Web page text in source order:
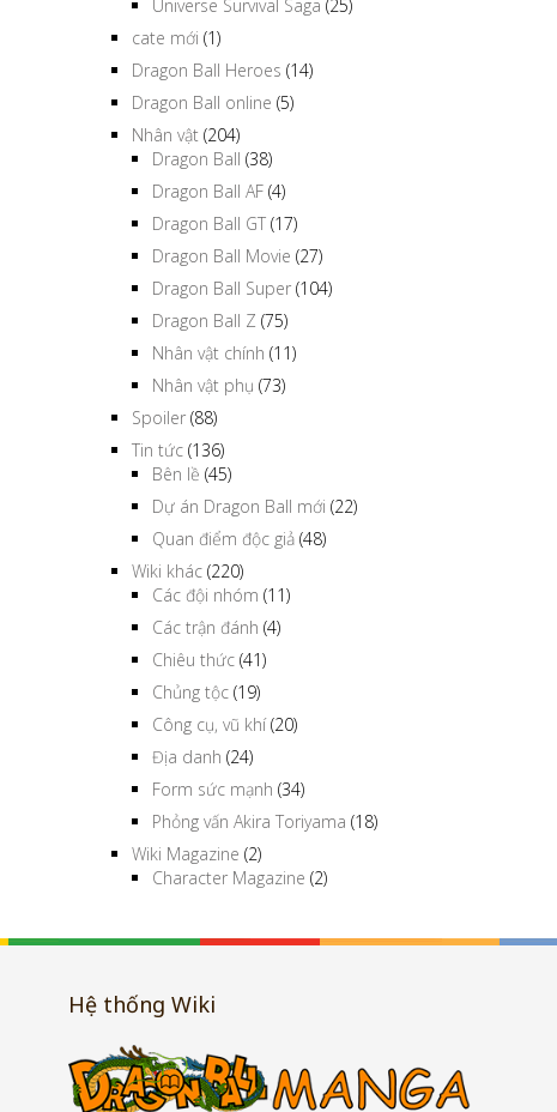
(14)
Dragon Ball online
Nhân vật
Dragon Ball (38)
Dragon Ball AF
Dragon Ball GT
(17)
Dragon Ball Movie
Dragon Ball Super
(104)
Dragon Ball Z
Nhân vật chính (11)
Nhân vật phụ
(73)
(88)
(136)
Bên lề(45)
Dự án Dragon Ball mới
Quan điểm độc giả
Wiki khác
(220)
Các đội nhóm(11)
Các trận đánh
Chiêu thức
(41)
Chủng tộc
Công cụ, vũ khí
Địa danh
(24)
Form sức mạnh(34)
Phỏng vấn Akira Toriyama
(2)
Character Magazine(2)